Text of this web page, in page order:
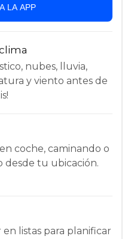
LA APP
nubes, lluvia,
y viento antes de
coche, caminando o
tu ubicación.
listas para planificar